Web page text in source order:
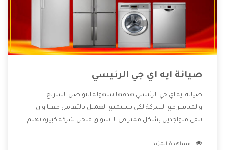
صيانة ايه اي جي الرئيسي
صيانة ايه اي جي الرئيسي هدفها سهولة التواصل السريع
والمباشر مع الشركة لكى يستمتع العميل بالتعامل معنا وان
نبقى متواجدين بشكل مميز فى الاسواق فنحن شركة كبيرة نهتم
الشركة بها والتى تكون منها خدمة الصيانة التى تكون من أهم
مشاهدة المزيد